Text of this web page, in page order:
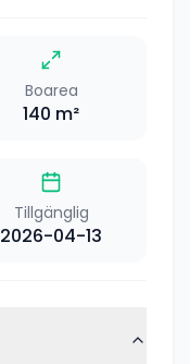
Boarea
140 m²
Tillgänglig
2026-04-13